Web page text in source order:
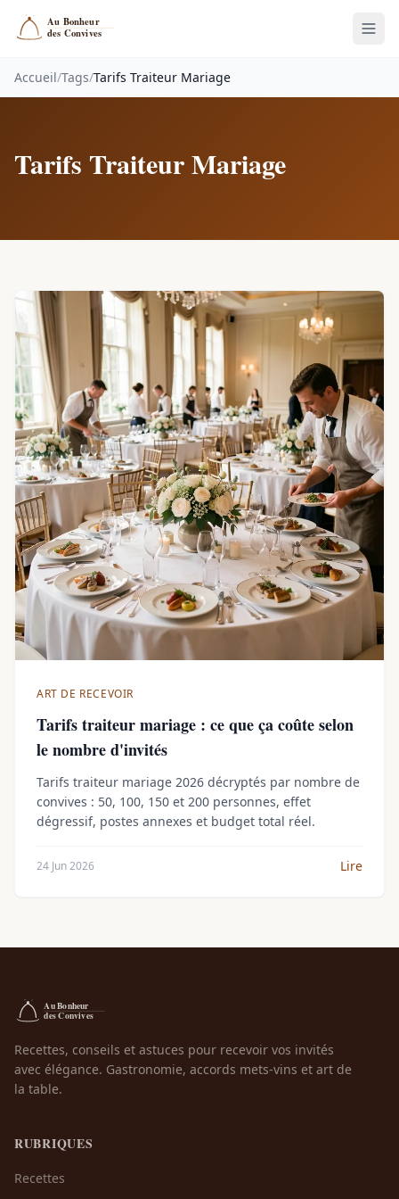
Accueil/Tags/Tarifs Traiteur Mariage
Tarifs Traiteur Mariage
ART DE RECEVOIR
Tarifs traiteur mariage : ce que ça coûte selon
le nombre d'invités
Tarifs traiteur mariage 2026 décryptés par nombre de
convives : 50, 100, 150 et 200 personnes, effet
dégressif, postes annexes et budget total réel.
24 Jun 2026 Lire
Recettes, conseils et astuces pour recevoir vos invités
avec élégance. Gastronomie, accords mets-vins et art de
la table.
RUBRIQUES
Recettes